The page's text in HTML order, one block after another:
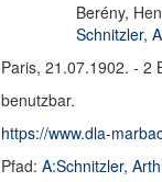
Berény,
Schnitzler,
Paris, 21.07.1902. - 2
benutzbar.
https://www.dla-
Pfad: A:Schnitzler,